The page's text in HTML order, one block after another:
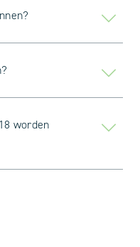
worden